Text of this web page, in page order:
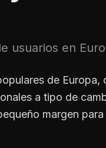
usuarios en
de Europa,
a tipo de
margen para